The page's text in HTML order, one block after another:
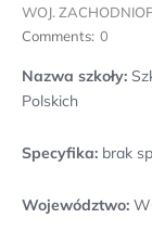
WOJ.
Comments: 0
Nazwa szkoły:
Polskich
Specyfika: brak
Województwo: